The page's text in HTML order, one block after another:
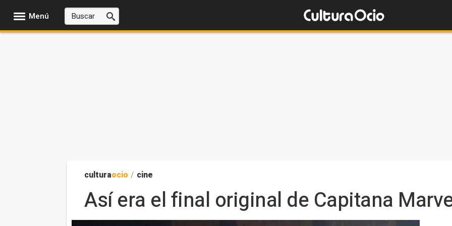
Menú
culturaocio / cine
Así era el final original de Capitana